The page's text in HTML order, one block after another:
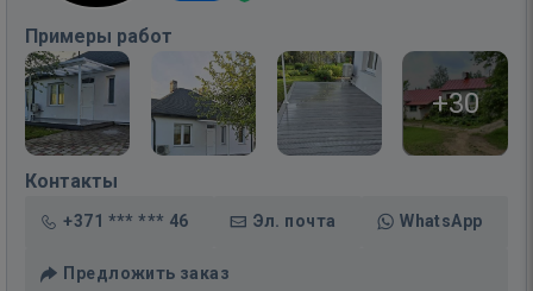
Примеры работ
+30
Контакты
+371 *** *** 46 Эл. почта WhatsApp
Предложить заказ